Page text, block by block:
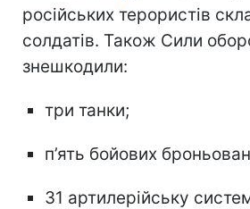
російських терористів
солдатів. Також Сили
знешкодили:
три танки;
п’ять бойових
31 артилерійську